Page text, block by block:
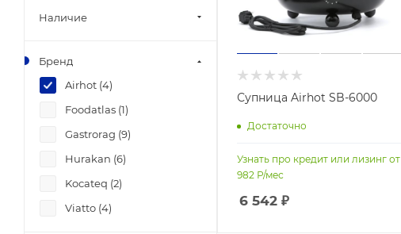
Супница Airhot SB-6000
Достаточно
Узнать про кредит или лизинг от
982 Р/мес
6 542 ₽
Наличие
Бренд
Airhot (4)
Foodatlas (1)
Gastrorag (9)
Hurakan (6)
Kocateq (2)
Viatto (4)